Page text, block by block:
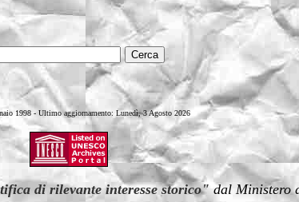
1998 - Ultimo aggiornamento: Lunedì, 3 Agosto 2026
di rilevante interesse storico"dal Ministero